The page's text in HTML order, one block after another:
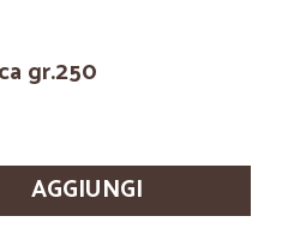
gr.250
AGGIUNGI